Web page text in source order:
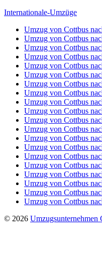
Internationale-Umzüge
Umzug von Cottbus
Umzug von Cottbus
Umzug von Cottbus
Umzug von Cottbus
Umzug von Cottbus
Umzug von Cottbus
Umzug von Cottbus
Umzug von Cottbus
Umzug von Cottbus
Umzug von Cottbus
Umzug von Cottbus
Umzug von Cottbus
Umzug von Cottbus
Umzug von Cottbus
Umzug von Cottbus
Umzug von Cottbus
Umzug von Cottbus
Umzug von Cottbus
Umzug von Cottbus
Umzug von Cottbus
© 2026 Umzugsunternehmen